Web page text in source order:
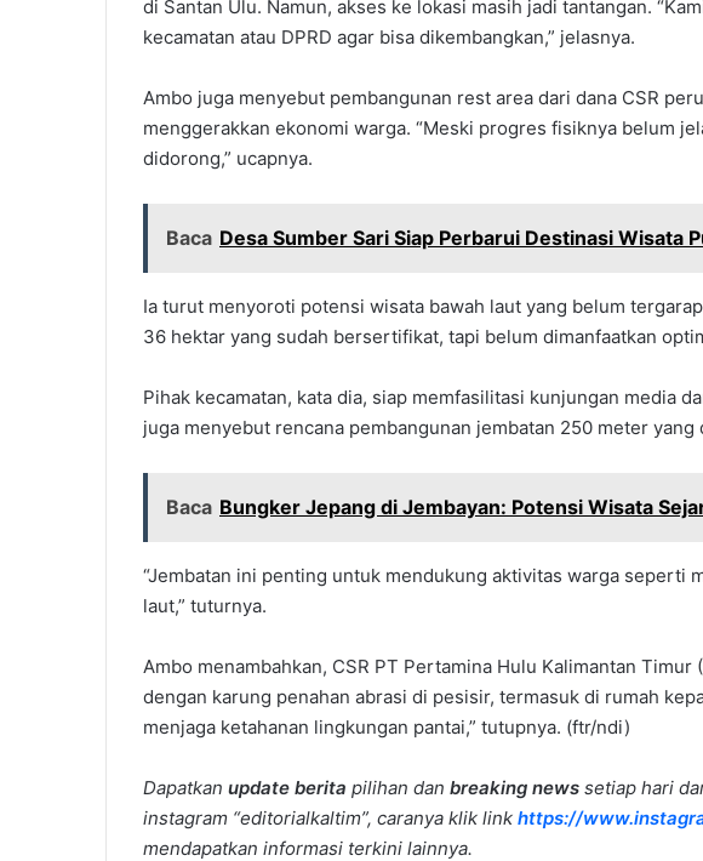
di Santan Ulu. Namun, akses ke lokasi masih jadi tantangan.
kecamatan atau DPRD agar bisa dikembangkan,” jelasnya.
Ambo juga menyebut pembangunan rest area dari dana CSR
menggerakkan ekonomi warga. “Meski progres fisiknya belum
didorong,” ucapnya.
Baca Desa Sumber Sari Siap Perbarui Destinasi Wisata
Ia turut menyoroti potensi wisata bawah laut yang belum
36 hektar yang sudah bersertifikat, tapi belum dimanfaatkan
Pihak kecamatan, kata dia, siap memfasilitasi kunjungan media
juga menyebut rencana pembangunan jembatan 250 meter yang
Baca Bungker Jepang di Jembayan: Potensi Wisata
“Jembatan ini penting untuk mendukung aktivitas warga seperti
laut,” tuturnya.
Ambo menambahkan, CSR PT Pertamina Hulu Kalimantan Timur
dengan karung penahan abrasi di pesisir, termasuk di rumah
menjaga ketahanan lingkungan pantai,” tutupnya. (ftr/ndi)
Dapatkan update berita pilihan dan breaking news setiap hari
instagram “editorialkaltim”, caranya klik link https://
mendapatkan informasi terkini lainnya.